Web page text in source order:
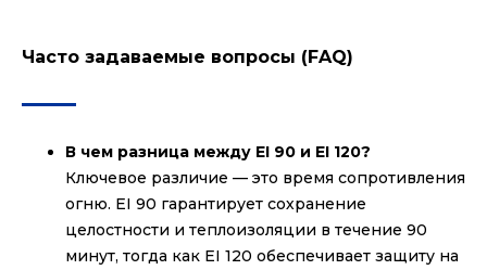
Часто задаваемые вопросы (FAQ)
В чем разница между EI 90 и EI 120?
Ключевое различие — это время сопротивления
огню. EI 90 гарантирует сохранение
целостности и теплоизоляции в течение 90
минут, тогда как EI 120 обеспечивает защиту на